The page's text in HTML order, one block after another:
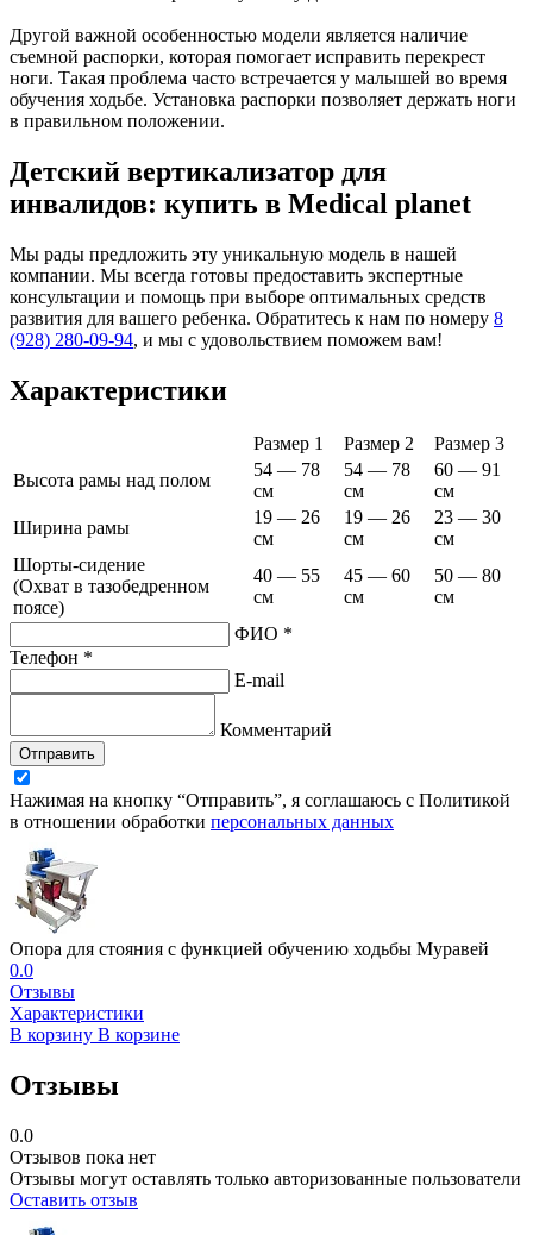
Другой важной особенностью модели является наличие
съемной распорки, которая помогает исправить перекрест
ноги. Такая проблема часто встречается у малышей во время
обучения ходьбе. Установка распорки позволяет держать ноги
в правильном положении.
Детский вертикализатор для
инвалидов: купить в Medical planet
Мы рады предложить эту уникальную модель в нашей
компании. Мы всегда готовы предоставить экспертные
консультации и помощь при выборе оптимальных средств
развития для вашего ребенка. Обратитесь к нам по номеру 8
(928) 280-09-94, и мы с удовольствием поможем вам!
Характеристики
Размер 1 Размер 2
Размер 3
Высота рамы над полом
54 — 78
см
54 — 78
см
60 — 91
см
Ширина рамы
19 — 26
см
19 — 26
см
23 — 30
см
Шорты-сидение
(Охват в тазобедренном
поясе)
40 — 55
см
45 — 60
см
50 — 80
см
ФИО *
Телефон *
E-mail
Комментарий
Отправить
Нажимая на кнопку “Отправить”, я соглашаюсь с Политикой
в отношении обработки персональных данных
Опора для стояния с функцией обучению ходьбы Муравей
0.0
Отзывы
Характеристики
В корзину В корзине
Отзывы
0.0
Отзывов пока нет
Отзывы могут оставлять только авторизованные пользователи
Оставить отзыв